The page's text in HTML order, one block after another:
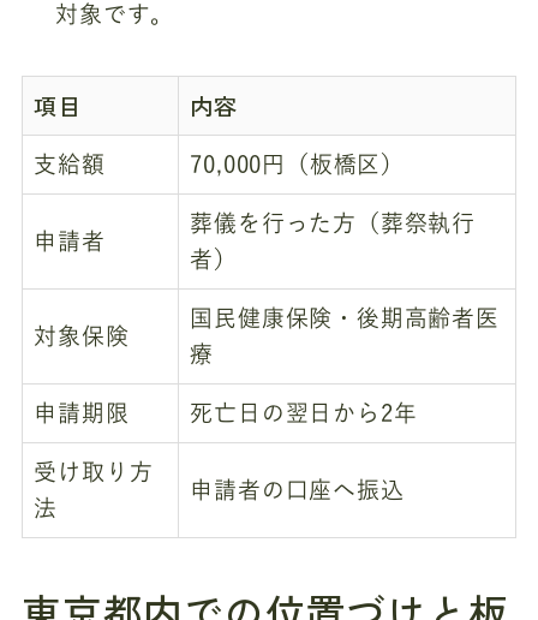
対象です。
項目 内容
支給額 70,000円（板橋区）
申請者
葬儀を行った方（葬祭執行
者）
対象保険
国民健康保険・後期高齢者医
療
申請期限 死亡日の翌日から2年
受け取り方
法
申請者の口座へ振込